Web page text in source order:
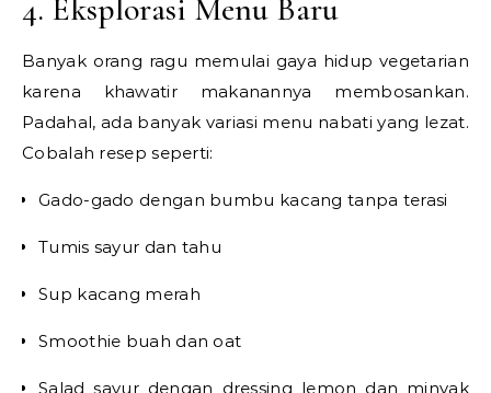
4. Eksplorasi Menu Baru
Banyak orang ragu memulai gaya hidup vegetarian
karena khawatir makanannya membosankan.
Padahal, ada banyak variasi menu nabati yang lezat.
Cobalah resep seperti:
Gado-gado dengan bumbu kacang tanpa terasi
Tumis sayur dan tahu
Sup kacang merah
Smoothie buah dan oat
Salad sayur dengan dressing lemon dan minyak